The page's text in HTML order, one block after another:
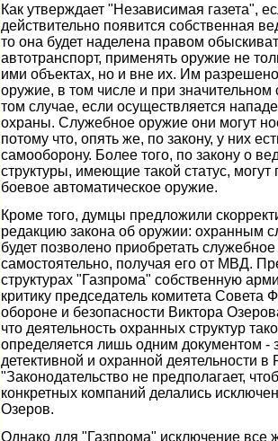
Как утверждает "Независимая газета",
действительно появится собственная
то она будет наделена правом
автотранспорт, применять оружие не
ими объектах, но и вне их. Им
оружие, в том числе и при
том случае, если осуществляется
охраны. Служебное оружие они могут
потому что, опять же, по закону, у них
самооборону. Более того, по закону о
структуры, имеющие такой статус, могут
боевое автоматическое оружие.
Кроме того, думцы предложили
редакцию закона об оружии: охранным
будет позволено приобретать
самостоятельно, получая его от МВД.
структурах "Газпрома" собственную
критику председатель комитета Совета
обороне и безопасности Виктора
что деятельность охранных структур
определяется лишь одним документом -
детективной и охранной деятельности в
"Законодательство не предполагает,
конкретных компаний делались
Озеров.
Однако для "Газпрома" исключение все